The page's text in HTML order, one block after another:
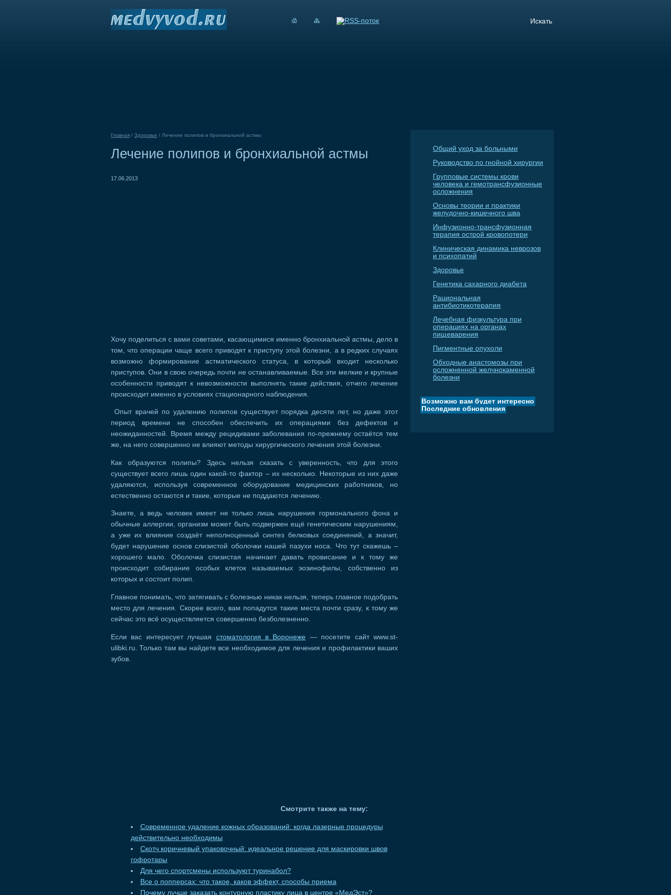
Главная / Здоровье / Лечение полипов и бронхиальной астмы
Лечение полипов и бронхиальной астмы
17.06.2013
Хочу поделиться с вами советами, касающимися именно бронхиальной астмы, дело в
том, что операции чаще всего приводят к приступу этой болезни, а в редких случаях
возможно формирование астматического статуса, в который входит несколько
приступов. Они в свою очередь почти не останавливаемые. Все эти мелкие и крупные
особенности приводят к невозможности выполнять такие действия, отчего лечение
происходит именно в условиях стационарного наблюдения.
Опыт врачей по удалению полипов существует порядка десяти лет, но даже этот
период времени не способен обеспечить их операциями без дефектов и
неожиданностей. Время между рецидивами заболевания по-прежнему остаётся тем
же, на него совершенно не влияют методы хирургического лечения этой болезни.
Как образуются полипы? Здесь нельзя сказать с уверенность, что для этого
существует всего лишь один какой-то фактор – их несколько. Некоторые из них даже
удаляются, используя современное оборудование медицинских работников, но
естественно остаются и такие, которые не поддаются лечению.
Знаете, а ведь человек имеет не только лишь нарушения гормонального фона и
обычные аллергии, организм может быть подвержен ещё генетическим нарушениям,
а уже их влияние создаёт неполноценный синтез белковых соединений, а значит,
будет нарушение основ слизистой оболочки нашей пазухи носа. Что тут скажешь –
хорошего мало. Оболочка слизистая начинает давать провисание и к тому же
происходит собирание особых клеток называемых эозинофилы, собственно из
которых и состоит полип.
Главное понимать, что затягивать с болезнью никак нельзя, теперь главное подобрать
место для лечения. Скорее всего, вам попадутся такие места почти сразу, к тому же
сейчас это всё осуществляется совершенно безболезненно.
Если вас интересует лучшая стоматология в Воронеже — посетите сайт www.st-
ulibki.ru. Только там вы найдете все необходимое для лечения и профилактики ваших
зубов.
Смотрите также на тему:
Современное удаление кожных образований: когда лазерные процедуры
действительно необходимы
Скотч коричневый упаковочный: идеальное решение для маскировки швов
гофротары
Для чего спортсмены используют туринабол?
Все о попперсах: что такое, каков эффект, способы приема
Почему лучше заказать контурную пластику лица в центре «МедЭст»?
Общий уход за больными
Руководство по гнойной хирургии
Групповые системы крови
человека и гемотрансфузионные
осложнения
Основы теории и практики
желудочно-кишечного шва
Инфузионно-трансфузионная
терапия острой кровопотери
Клиническая динамика неврозов
и психопатий
Здоровье
Генетика сахарного диабета
Рациональная
антибиотикотерапия
Лечебная физкультура при
операциях на органах
пищеварения
Пигментные опухоли
Обходные анастомозы при
осложненной желчнокаменной
болезни
Возможно вам будет интересно
Последние обновления